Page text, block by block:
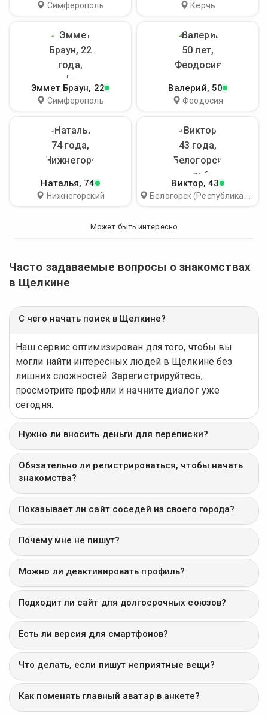
Симферополь Керчь
Эммет Браун, 22
Симферополь
Валерий, 50
Феодосия
Наталья, 74
Нижнегорский
Виктор, 43
Белогорск (Республика Крым)
Может быть интересно
Часто задаваемые вопросы о знакомствах
в Щелкине
С чего начать поиск в Щелкине?
Наш сервис оптимизирован для того, чтобы вы
могли найти интересных людей в Щелкине без
лишних сложностей. Зарегистрируйтесь,
просмотрите профили и начните диалогуже
сегодня.
Нужно ли вносить деньги для переписки?
Обязательно ли регистрироваться, чтобы начать
знакомства?
Показывает ли сайт соседей из своего города?
Почему мне не пишут?
Можно ли деактивировать профиль?
Подходит ли сайт для долгосрочных союзов?
Есть ли версия для смартфонов?
Что делать, если пишут неприятные вещи?
Как поменять главный аватар в анкете?